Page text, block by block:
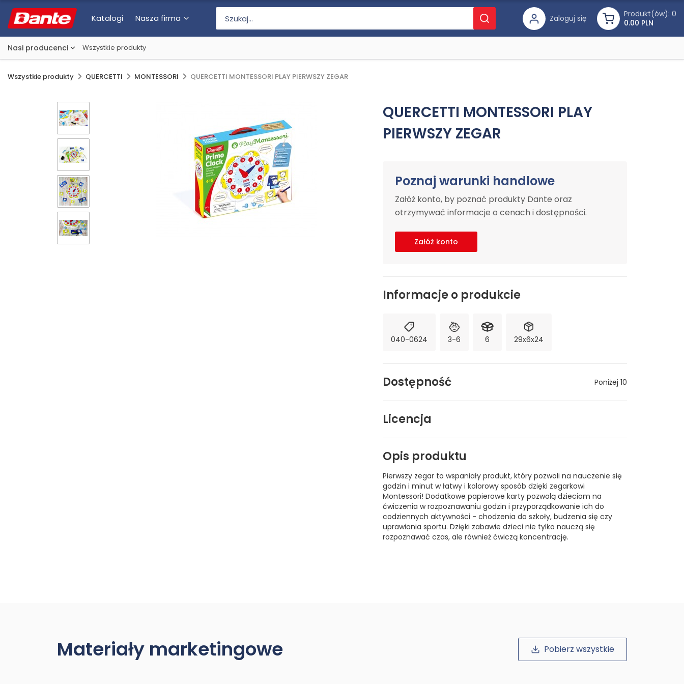
Katalogi Nasza firma Produkt(ów): 0
0.00 PLN
Nasi producenci Wszystkie produkty
Zaloguj się
Wszystkie produkty QUERCETTI MONTESSORI QUERCETTI MONTESSORI PLAY PIERWSZY ZEGAR
QUERCETTI MONTESSORI PLAY
PIERWSZY ZEGAR
Poznaj warunki handlowe
Załóż konto, by poznać produkty Dante oraz
otrzymywać informacje o cenach i dostępności.
Załóż konto
Informacje o produkcie
040-0624 3-6 6 29x6x24
Dostępność Poniżej 10
Licencja
Opis produktu
Pierwszy zegar to wspaniały produkt, który pozwoli na nauczenie się
godzin i minut w łatwy i kolorowy sposób dzięki zegarkowi
Montessori! Dodatkowe papierowe karty pozwolą dzieciom na
ćwiczenia w rozpoznawaniu godzin i przyporządkowanie ich do
codziennych aktywności - chodzenia do szkoły, budzenia się czy
uprawiania sportu. Dzięki zabawie dzieci nie tylko nauczą się
rozpoznawać czas, ale również ćwiczą koncentrację.
Materiały marketingowe Pobierz wszystkie